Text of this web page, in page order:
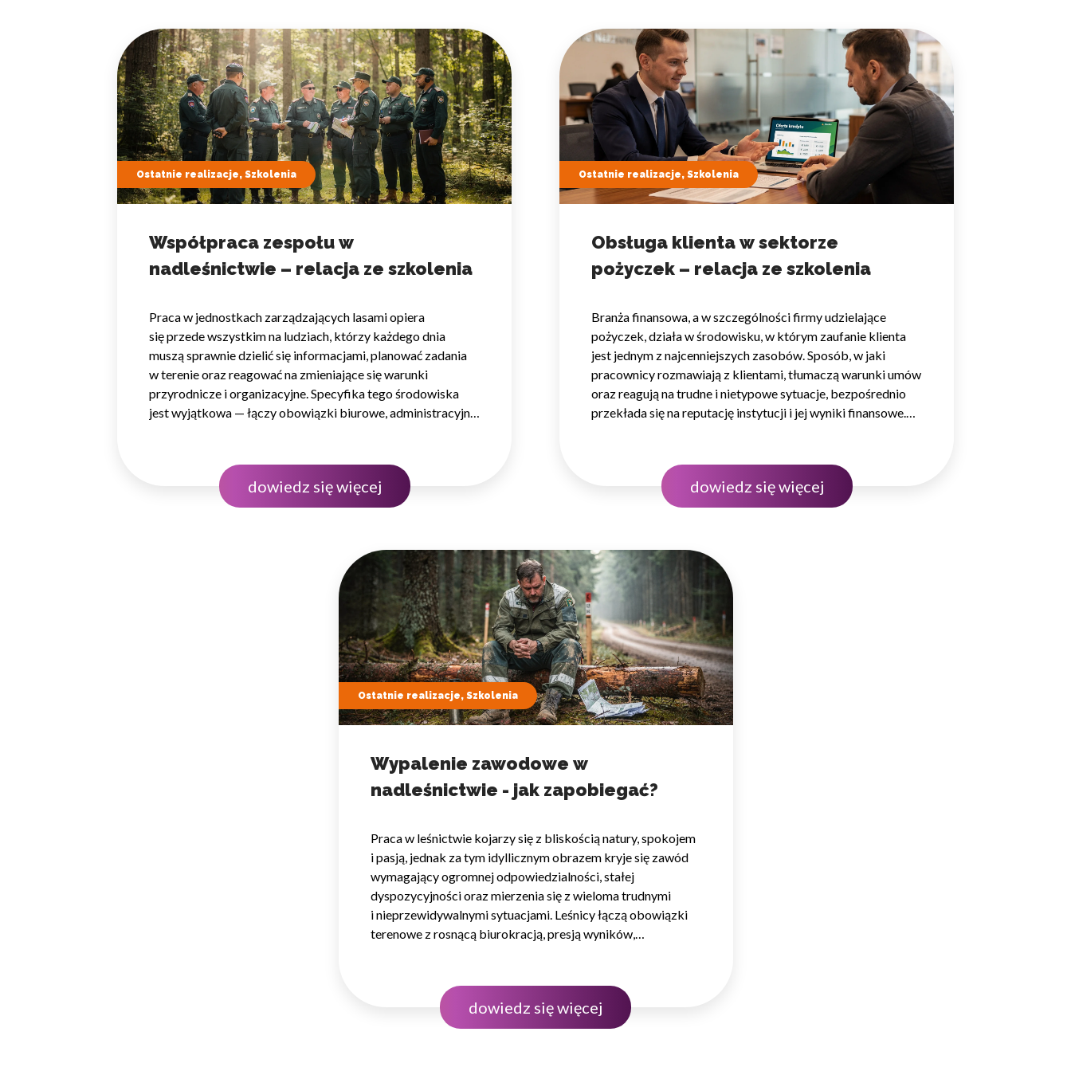
Ostatnie realizacje, Szkolenia
Współpraca zespołu w
nadleśnictwie – relacja ze szkolenia
Praca w jednostkach zarządzających lasami opiera
się przede wszystkim na ludziach, którzy każdego dnia
muszą sprawnie dzielić się informacjami, planować zadania
w terenie oraz reagować na zmieniające się warunki
przyrodnicze i organizacyjne. Specyfika tego środowiska
jest wyjątkowa — łączy obowiązki biurowe, administracyjne
W takim środowisku to nie pojedyncze kompetencje, lecz
dowiedz się więcej
Ostatnie realizacje, Szkolenia
Obsługa klienta w sektorze
pożyczek – relacja ze szkolenia
Branża finansowa, a w szczególności firmy udzielające
pożyczek, działa w środowisku, w którym zaufanie klienta
jest jednym z najcenniejszych zasobów. Sposób, w jaki
pracownicy rozmawiają z klientami, tłumaczą warunki umów
oraz reagują na trudne i nietypowe sytuacje, bezpośrednio
przekłada się na reputację instytucji i jej wyniki finansowe.
rozwiniętych kompetencji komunikacyjnych, empatii…
dowiedz się więcej
Ostatnie realizacje, Szkolenia
Wypalenie zawodowe w
nadleśnictwie - jak zapobiegać?
Praca w leśnictwie kojarzy się z bliskością natury, spokojem
i pasją, jednak za tym idyllicznym obrazem kryje się zawód
wymagający ogromnej odpowiedzialności, stałej
dyspozycyjności oraz mierzenia się z wieloma trudnymi
i nieprzewidywalnymi sytuacjami. Leśnicy łączą obowiązki
terenowe z rosnącą biurokracją, presją wyników,
ludzi i kondycję całego ekosystemu. Długotrwałe obciążenie
psychiczne, brak równowagi między życiem…
dowiedz się więcej
Statystyczne pliki cookie pomagają właścicielem stron internetowych zrozumieć, w jaki sposób różni użytkownicy zachowują się
na stronie, gromadząc i zgłaszając anonimowe informacje.
Marketing
Marketingowe pliki cookie stosowane są w celu śledzenia użytkowników na stronach internetowych. Celem jest wyświetlanie
reklam, które są istotne i interesujące dla poszczególnych użytkowników i tym samym bardziej cenne dla wydawców i
reklamodawców strony trzeciej.
Nieklasyfikowane pliki cookie, to pliki, które są w procesie klasyfikowania, wraz z dostawcami poszczególnych ciasteczek.